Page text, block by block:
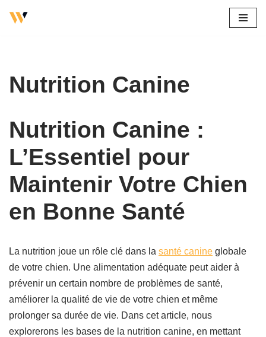
Nutrition Canine
Nutrition Canine :
L’Essentiel pour
Maintenir Votre Chien
en Bonne Santé
La nutrition joue un rôle clé dans la santé canine globale
de votre chien. Une alimentation adéquate peut aider à
prévenir un certain nombre de problèmes de santé,
améliorer la qualité de vie de votre chien et même
prolonger sa durée de vie. Dans cet article, nous
explorerons les bases de la nutrition canine, en mettant